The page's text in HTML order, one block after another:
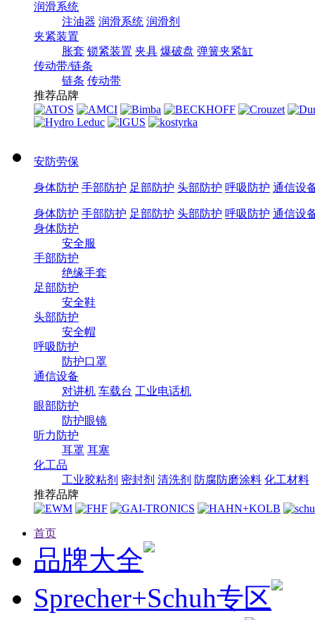
润滑系统
注油器 润滑系统 润滑剂
夹紧装置
胀套 锁紧装置 夹具 爆破盘 弹簧夹紧缸
传动带/链条
链条 传动带
推荐品牌
安防劳保
身体防护 手部防护 足部防护 头部防护 呼吸防护 通信设
身体防护 手部防护 足部防护 头部防护 呼吸防护 通信设
身体防护
安全服
手部防护
绝缘手套
足部防护
安全鞋
头部防护
安全帽
呼吸防护
防护口罩
通信设备
对讲机 车载台 工业电话机
眼部防护
防护眼镜
听力防护
耳罩 耳塞
化工品
工业胶粘剂 密封剂 清洗剂 防腐防磨涂料 化工材料
推荐品牌
首页
品牌大全
Sprecher+Schuh专区